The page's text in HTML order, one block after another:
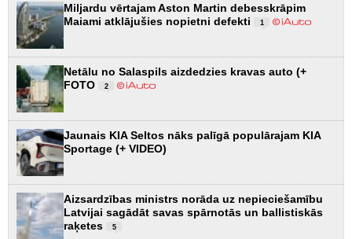
Miljardu vērtajam Aston Martin debesskrāpim
Maiami atklājušies nopietni defekti
1
Netālu no Salaspils aizdedzies kravas auto (+
FOTO
2
Jaunais KIA Seltos nāks palīgā populārajam KIA
Sportage (+ VIDEO)
Aizsardzības ministrs norāda uz nepieciešamību
Latvijai sagādāt savas spārnotās un ballistiskās
raķetes
5